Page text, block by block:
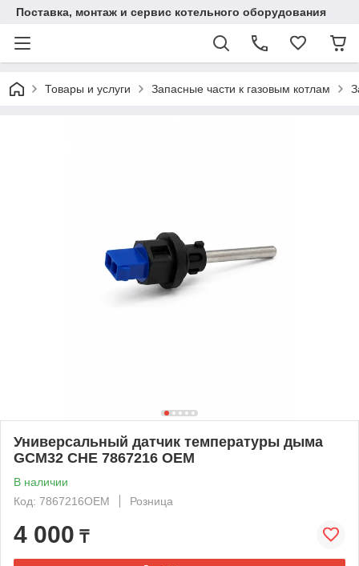
Поставка, монтаж и сервис котельного оборудования
Товары и услуги Запасные части к газовым котлам
Универсальный датчик температуры дыма
GCM32 CHE 7867216 OEM
В наличии
Код: 7867216OEM
Розница
4 000 ₸